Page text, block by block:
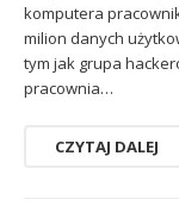
komputera
milion danych
tym jak grupa
pracownia…
CZYTAJ DALEJ